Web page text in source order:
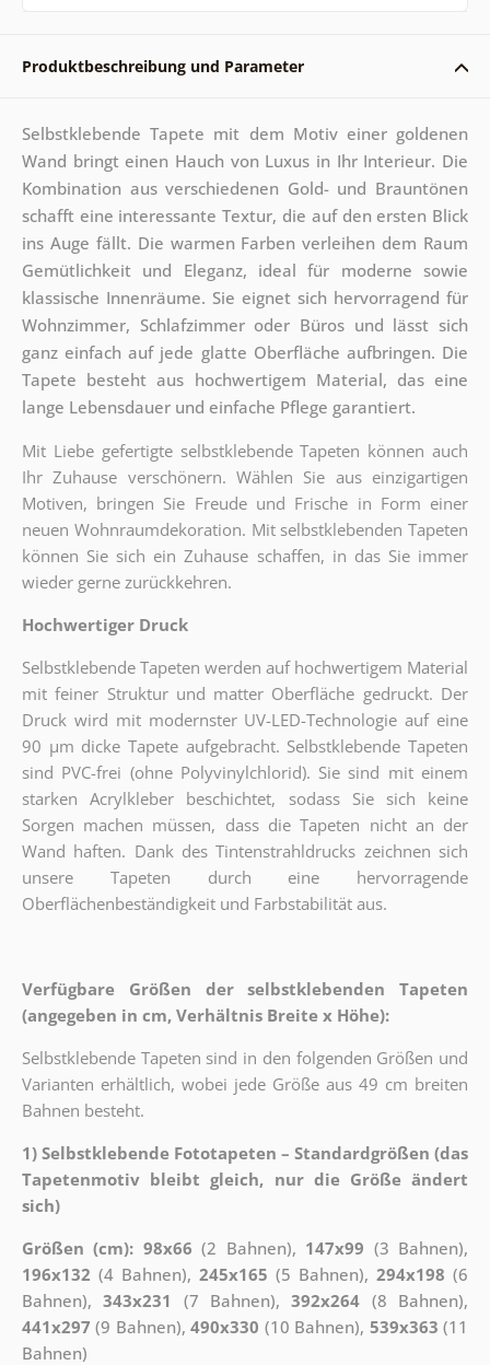
Produktbeschreibung und Parameter
Selbstklebende Tapete mit dem Motiv einer goldenen
Wand bringt einen Hauch von Luxus in Ihr Interieur. Die
Kombination aus verschiedenen Gold- und Brauntönen
schafft eine interessante Textur, die auf den ersten Blick
ins Auge fällt. Die warmen Farben verleihen dem Raum
Gemütlichkeit und Eleganz, ideal für moderne sowie
klassische Innenräume. Sie eignet sich hervorragend für
Wohnzimmer, Schlafzimmer oder Büros und lässt sich
ganz einfach auf jede glatte Oberfläche aufbringen. Die
Tapete besteht aus hochwertigem Material, das eine
lange Lebensdauer und einfache Pflege garantiert.
Mit Liebe gefertigte selbstklebende Tapeten können auch
Ihr Zuhause verschönern. Wählen Sie aus einzigartigen
Motiven, bringen Sie Freude und Frische in Form einer
neuen Wohnraumdekoration. Mit selbstklebenden Tapeten
können Sie sich ein Zuhause schaffen, in das Sie immer
wieder gerne zurückkehren.
Hochwertiger Druck
Selbstklebende Tapeten werden auf hochwertigem Material
mit feiner Struktur und matter Oberfläche gedruckt. Der
Druck wird mit modernster UV-LED-Technologie auf eine
90 µm dicke Tapete aufgebracht. Selbstklebende Tapeten
sind PVC-frei (ohne Polyvinylchlorid). Sie sind mit einem
starken Acrylkleber beschichtet, sodass Sie sich keine
Sorgen machen müssen, dass die Tapeten nicht an der
Wand haften. Dank des Tintenstrahldrucks zeichnen sich
unsere Tapeten durch eine hervorragende
Oberflächenbeständigkeit und Farbstabilität aus.
Verfügbare Größen der selbstklebenden Tapeten
(angegeben in cm, Verhältnis Breite x Höhe):
Selbstklebende Tapeten sind in den folgenden Größen und
Varianten erhältlich, wobei jede Größe aus 49 cm breiten
Bahnen besteht.
1) Selbstklebende Fototapeten – Standardgrößen (das
Tapetenmotiv bleibt gleich, nur die Größe ändert
sich)
Größen (cm): 98x66 (2 Bahnen), 147x99 (3 Bahnen),
196x132 (4 Bahnen), 245x165 (5 Bahnen),294x198 (6
Bahnen),343x231 (7 Bahnen),392x264 (8 Bahnen),
441x297 (9 Bahnen),490x330 (10 Bahnen), 539x363 (11
Bahnen)